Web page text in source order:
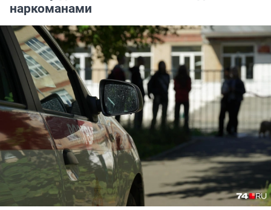
наркоманами